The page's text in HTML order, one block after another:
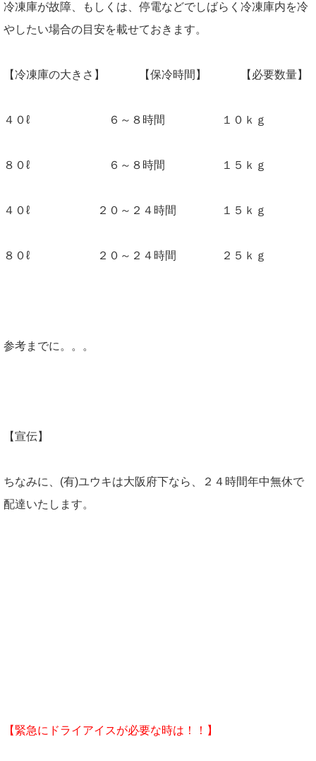
冷凍庫が故障、もしくは、停電などでしばらく冷凍庫内を冷
やしたい場合の目安を載せておきます。
【冷凍庫の大きさ】 【保冷時間】 【必要数量】
４０ℓ ６～８時間 １０ｋｇ
８０ℓ ６～８時間 １５ｋｇ
４０ℓ ２０～２４時間 １５ｋｇ
８０ℓ ２０～２４時間 ２５ｋｇ
参考までに。。。
【宣伝】
ちなみに、(有)ユウキは大阪府下なら、２４時間年中無休で
配達いたします。
【緊急にドライアイスが必要な時は！！】